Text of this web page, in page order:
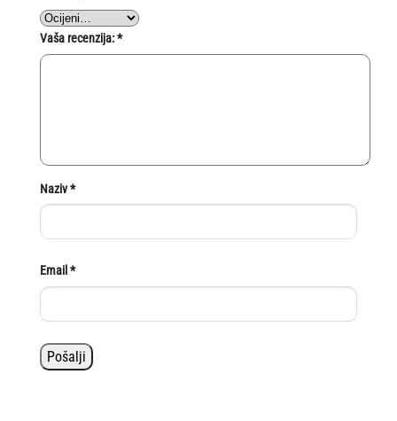
Vaša recenzija:*
Naziv*
Email *